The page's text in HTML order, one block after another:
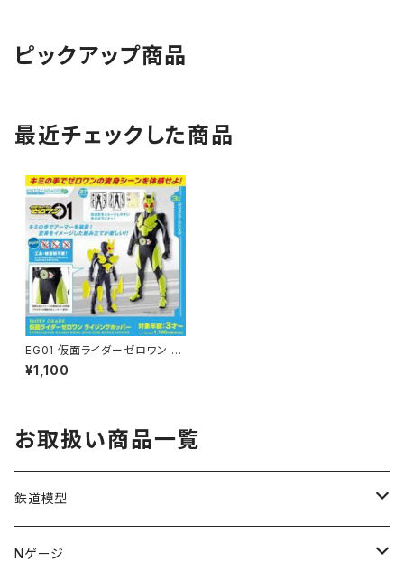
ピックアップ商品
最近チェックした商品
EG01 仮面ライダーゼロワン ラ
イジングホッパー 【新品・在庫
品】
¥1,100
お取扱い商品一覧
鉄道模型
KATO (N)
Nゲージ